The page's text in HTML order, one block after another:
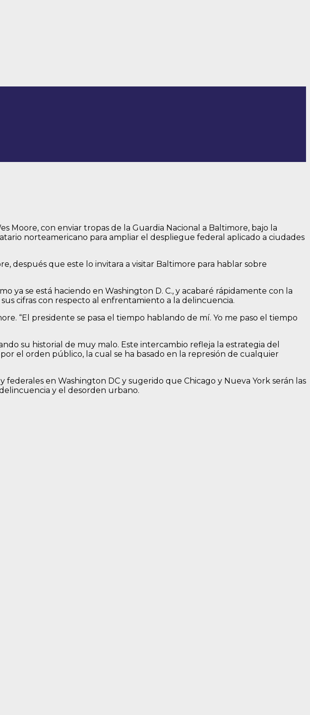
Moore, con enviar tropas de la Guardia Nacional a Baltimore, bajo la
norteamericano para ampliar el despliegue federal aplicado a ciudades
después que este lo invitara a visitar Baltimore para hablar sobre
ya se está haciendo en Washington D. C., y acabaré rápidamente con la
cifras con respecto al enfrentamiento a la delincuencia.
“El presidente se pasa el tiempo hablando de mí. Yo me paso el tiempo
su historial de muy malo. Este intercambio refleja la estrategia del
el orden público, la cual se ha basado en la represión de cualquier
en Washington DC y sugerido que Chicago y Nueva York serán las
y el desorden urbano.